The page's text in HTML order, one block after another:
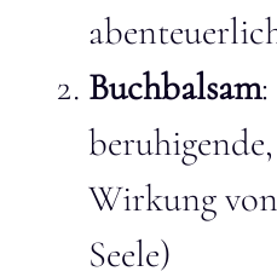
Buchbalsam
Wirkung
Seele)